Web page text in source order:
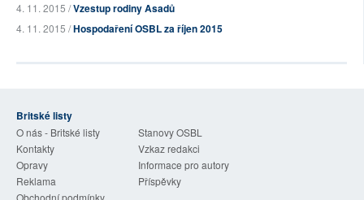
4. 11. 2015 /Vzestup rodiny Asadů
4. 11. 2015 /Hospodaření OSBL za říjen 2015
Britské listy
O nás - Britské listy
Stanovy OSBL
Kontakty
Vzkaz redakci
Opravy
Informace pro autory
Reklama
Příspěvky